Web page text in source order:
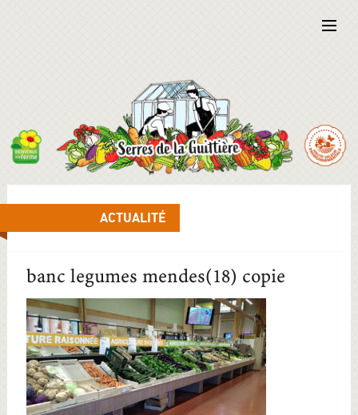
ACTUALITÉ
banc legumes mendes(18) copie